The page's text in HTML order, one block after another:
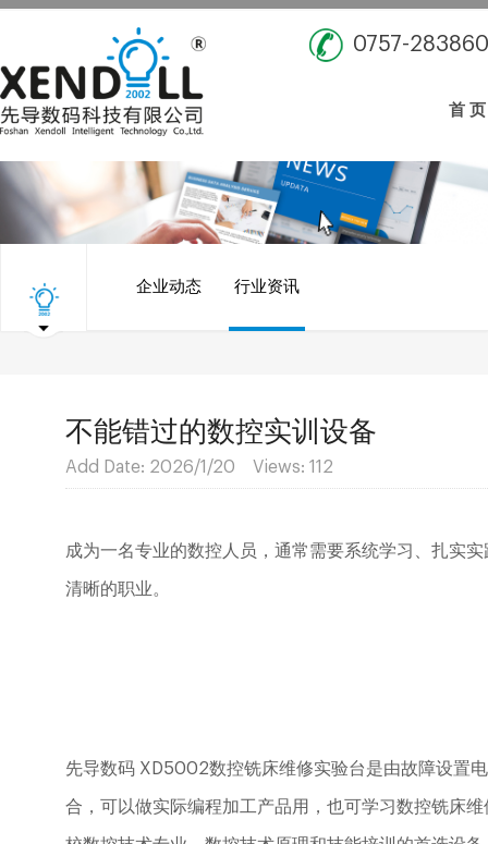
0757-
首 页
企业动态 行业资讯
不能错过的数控实训设备
Add Date: 2026/1/20 Views: 112
成为一名专业的数控人员，通常需要系统学习、扎实
清晰的职业。
先导数码 XD5002数控铣床维修实验台是由故障设置
合，可以做实际编程加工产品用，也可学习数控铣床